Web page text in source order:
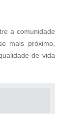
a comunidade
mais próximo,
de vida